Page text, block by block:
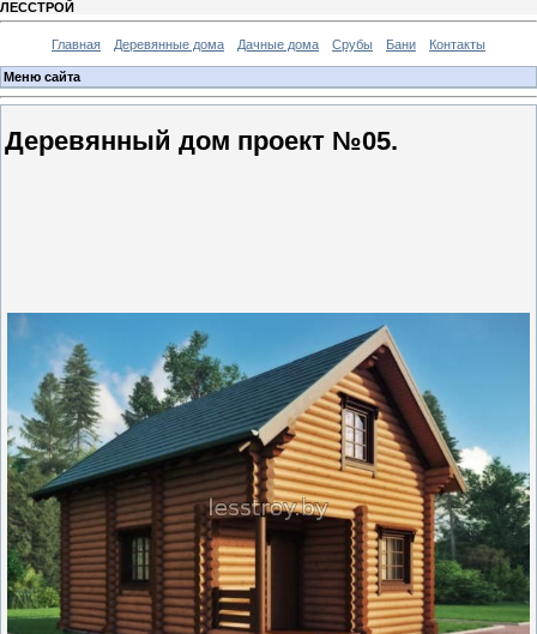
ЛЕССТРОЙ
Главная Деревянные дома Дачные дома Срубы Бани Контакты
Меню сайта
Деревянный дом проект №05.